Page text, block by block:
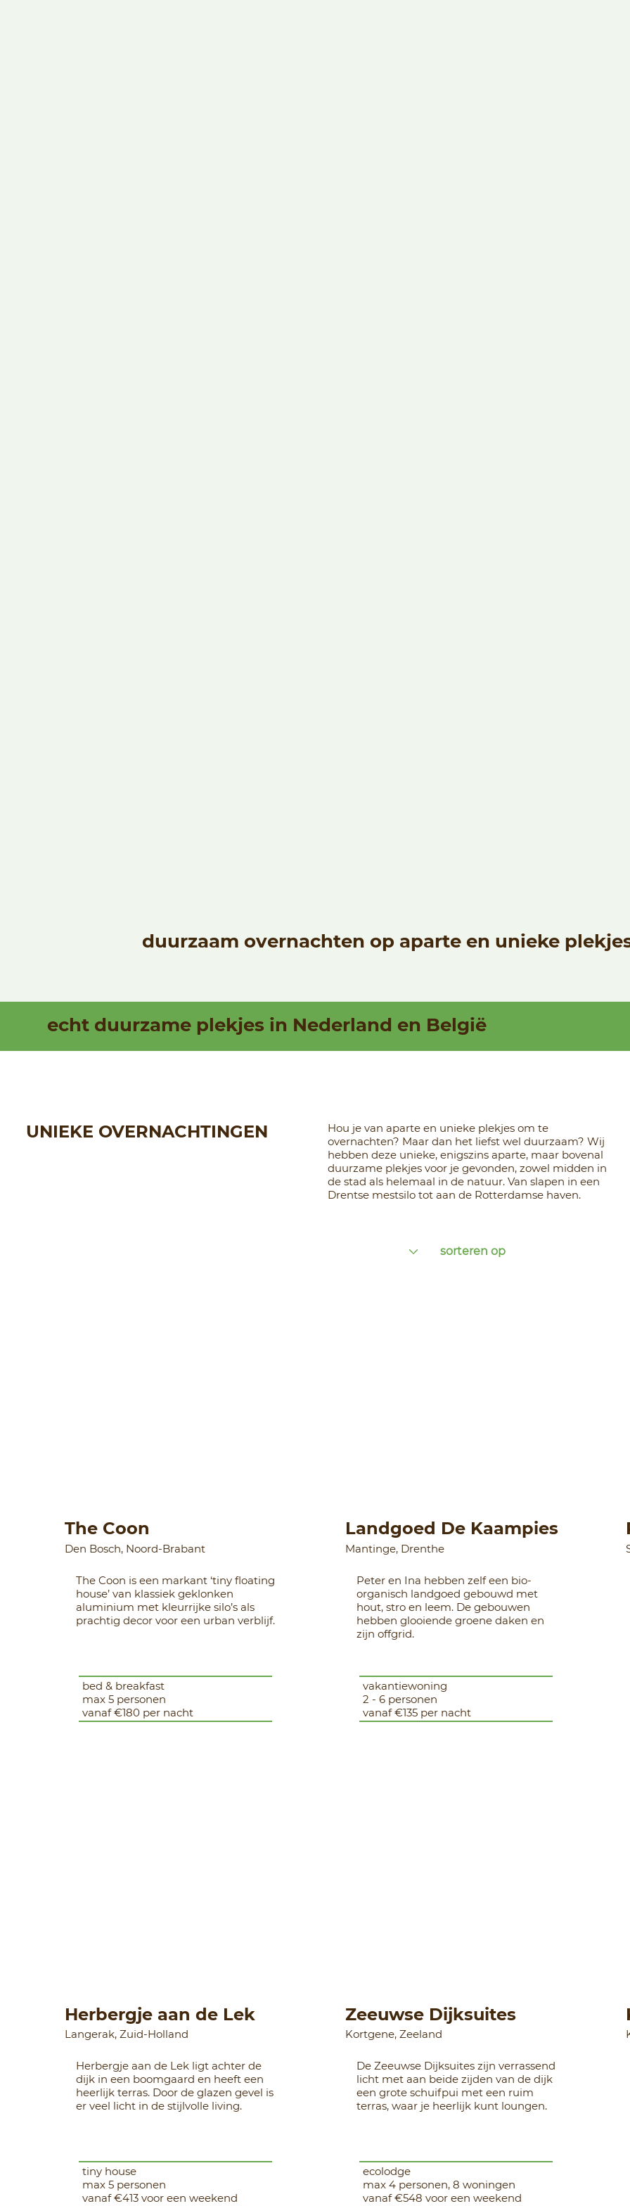
vanaf €180 per nacht
max 5 personen
bed & breakfast
The Coon
Den Bosch, Noord-Brabant
The Coon is een markant ‘tiny floating
house’ van klassiek geklonken
aluminium met kleurrijke silo’s als
prachtig decor voor een urban verblijf.
vanaf €135 per nacht
2 - 6 personen
vakantiewoning
Landgoed De Kaampies
Mantinge, Drenthe
Peter en Ina hebben zelf een bio-
organisch landgoed gebouwd met
hout, stro en leem. De gebouwen
hebben glooiende groene daken en
zijn offgrid.
vanaf €413 voor een weekend
max 5 personen
tiny house
Herbergje aan de Lek
Langerak, Zuid-Holland
Herbergje aan de Lek ligt achter de
dijk in een boomgaard en heeft een
heerlijk terras. Door de glazen gevel is
er veel licht in de stijlvolle living.
vanaf €548 voor een weekend
max 4 personen, 8 woningen
ecolodge
Zeeuwse Dijksuites
Kortgene, Zeeland
De Zeeuwse Dijksuites zijn verrassend
licht met aan beide zijden van de dijk
een grote schuifpui met een ruim
terras, waar je heerlijk kunt loungen.
duurzaam overnachten op aparte en unieke
UNIEKE OVERNACHTINGEN
Hou je van aparte en unieke plekjes om te
overnachten? Maar dan het liefst wel duurzaam? Wij
hebben deze unieke, enigszins aparte, maar bovenal
duurzame plekjes voor je gevonden, zowel midden in
de stad als helemaal in de natuur. Van slapen in een
Drentse mestsilo tot aan de Rotterdamse haven.
echt duurzame plekjes in Nederland en België